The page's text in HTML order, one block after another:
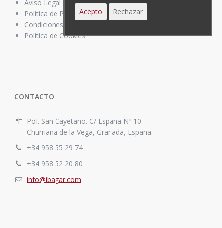
Aviso Legal
Política de Privacidad
Condiciones de compra
Política de Cookies
CONTACTO
PoI. San Cayetano. C/ España Nº 10
Churriana de la Vega, Granada, España.
+34 958 55 29 74
+34 958 52 20 80
info@ibagar.com
Acepto Rechazar